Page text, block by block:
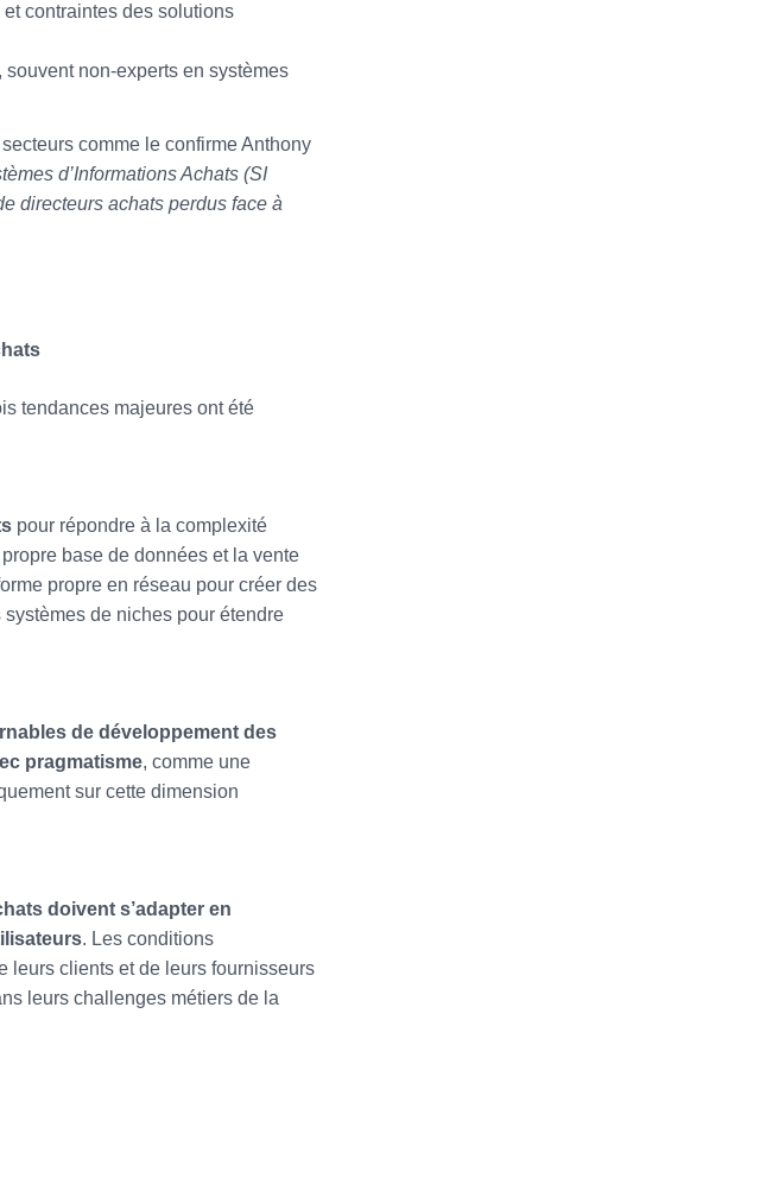
contraintes des solutions
non-experts en systèmes
comme le confirme Anthony
d’Informations Achats (SI
directeurs achats perdus face à
tendances majeures ont été
pour répondre à la complexité
base de données et la vente
propre en réseau pour créer des
de niches pour étendre
de développement des
pragmatisme, comme une
sur cette dimension
doivent s’adapter en
. Les conditions
leurs clients et de leurs fournisseurs
leurs challenges métiers de la